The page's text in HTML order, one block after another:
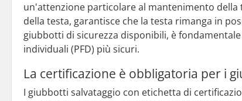
un'attenzione particolare al mantenimento della
della testa, garantisce che la testa rimanga in
giubbotti di sicurezza disponibili, è
individuali (PFD) più sicuri.
La certificazione è obbligatoria per i
I giubbotti salvataggio con etichetta di